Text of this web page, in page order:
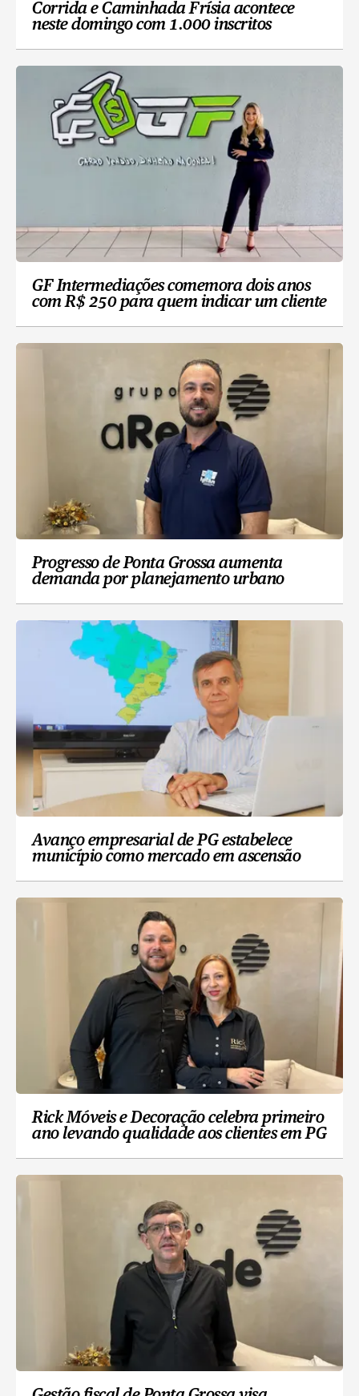
Corrida e Caminhada Frísia acontece
neste domingo com 1.000 inscritos
GF Intermediações comemora dois anos
com R$ 250 para quem indicar um cliente
Progresso de Ponta Grossa aumenta
demanda por planejamento urbano
Avanço empresarial de PG estabelece
município como mercado em ascensão
Rick Móveis e Decoração celebra primeiro
ano levando qualidade aos clientes em PG